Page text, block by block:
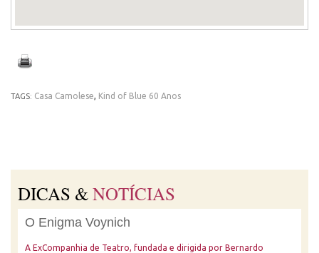
TAGS: Casa Camolese, Kind of Blue 60 Anos
DICAS &NOTÍCIAS
O Enigma Voynich
A ExCompanhia de Teatro, fundada e dirigida por Bernardo